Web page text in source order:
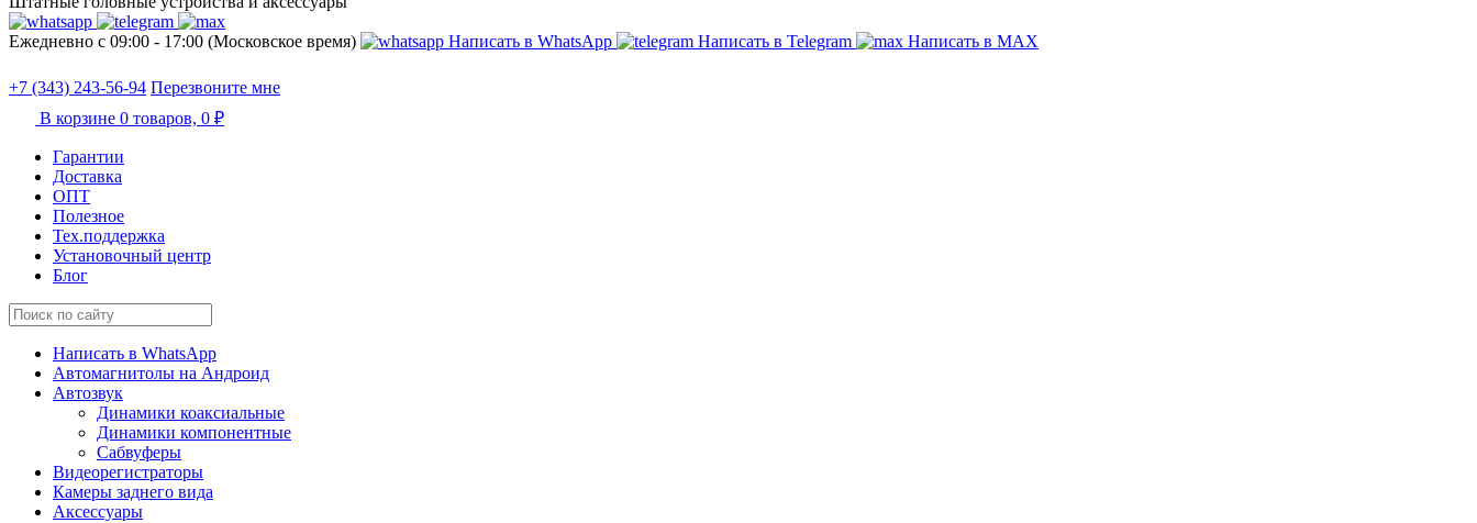
Ежедневно с 09:00 - 17:00 (Московское время) Написать в WhatsApp Написать в Telegram Написать в МАХ
+7 (343) 243-56-94 Перезвоните мне
В корзине 0 товаров, 0 ₽
Гарантии
Доставка
ОПТ
Полезное
Тех.поддержка
Установочный центр
Блог
Написать в WhatsApp
Автомагнитолы на Андроид
Автозвук
Динамики коаксиальные
Динамики компонентные
Сабвуферы
Видеорегистраторы
Камеры заднего вида
Аксессуары